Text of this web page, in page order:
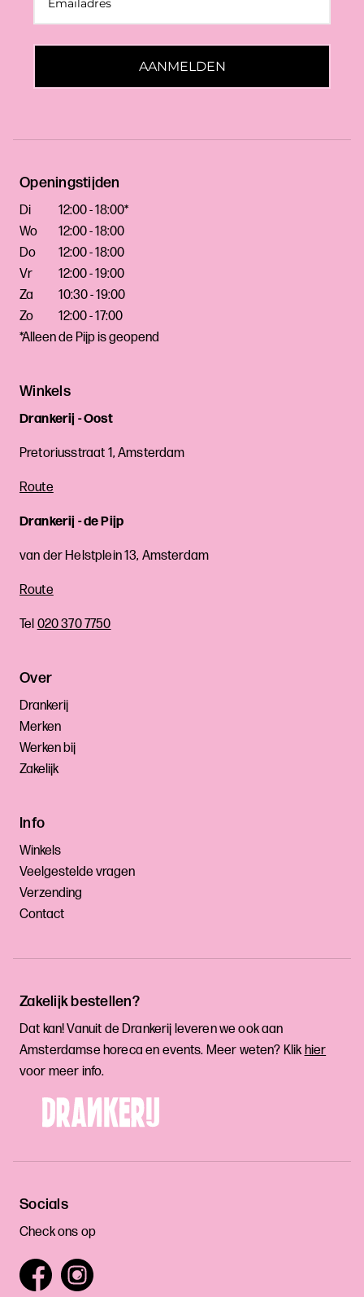
Zakelijk bestellen?
Dat kan! Vanuit de Drankerij leveren we ook aan
Amsterdamse horeca en events. Meer weten? Klikhier
voor meer info.
Socials
Check ons op
AANMELDEN
Openingstijden
Di
12:00 - 18:00*
Wo
12:00 - 18:00
Do
12:00 - 18:00
Vr
12:00 - 19:00
Za
10:30 - 19:00
Zo
12:00 - 17:00
*Alleen de Pijp is geopend
Winkels
Drankerij - Oost
Pretoriusstraat 1, Amsterdam
Route
Drankerij - de Pijp
van der Helstplein 13, Amsterdam
Route
Tel 020 370 7750
Over
Drankerij
Merken
Werken bij
Zakelijk
Info
Winkels
Veelgestelde vragen
Verzending
Contact